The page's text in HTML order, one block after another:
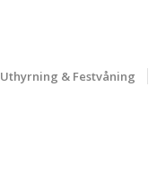
Uthyrning & Festvåning